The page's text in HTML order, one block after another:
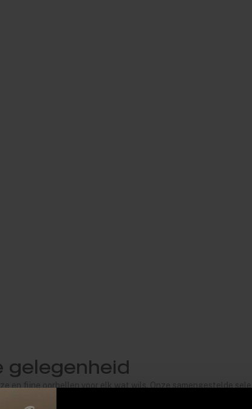
gelegenheid
en fijne oorbellen voor elk wat wils. Onze samengestelde
waardoor je genoeg redenen hebt om te zeggen: